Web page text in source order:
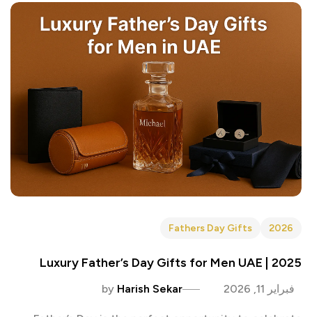
2026
Fathers Day Gifts
Luxury Father’s Day Gifts for Men UAE | 2025
فبراير 11, 2026 by Harish Sekar